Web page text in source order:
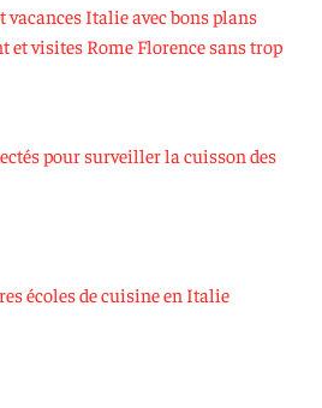
vacances Italie avec bons plans
et visites Rome Florence sans trop
pour surveiller la cuisson des
écoles de cuisine en Italie